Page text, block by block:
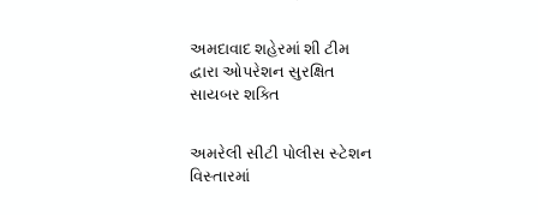
અમદાવાદ શહેરમાં શી ટીમ
દ્વારા ઓપરેશન સુરક્ષિત
સાયબર શક્તિ
અમરેલી સીટી પોલીસ સ્ટેશન
વિસ્તારમાં